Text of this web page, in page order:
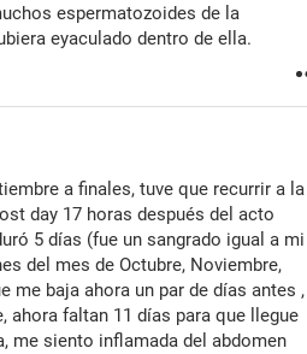
espermatozoides de la
eyaculado dentro de ella.
a finales, tuve que recurrir a la
day 17 horas después del acto
5 días (fue un sangrado igual a mi
del mes de Octubre, Noviembre,
me baja ahora un par de días antes ,
ahora faltan 11 días para que llegue
me siento inflamada del abdomen